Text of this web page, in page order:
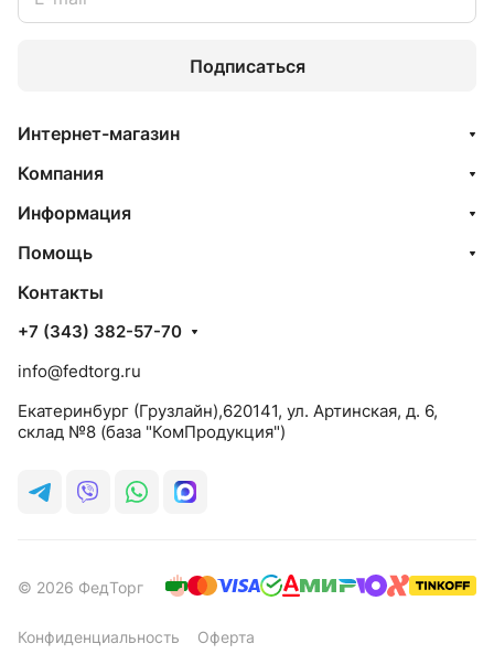
Подписаться
Интернет-магазин
Компания
Информация
Помощь
Контакты
+7 (343) 382-57-70
info@fedtorg.ru
Екатеринбург (Грузлайн),620141, ул. Артинская, д. 6,
склад №8 (база "КомПродукция")
© 2026 ФедТорг
Конфиденциальность Оферта